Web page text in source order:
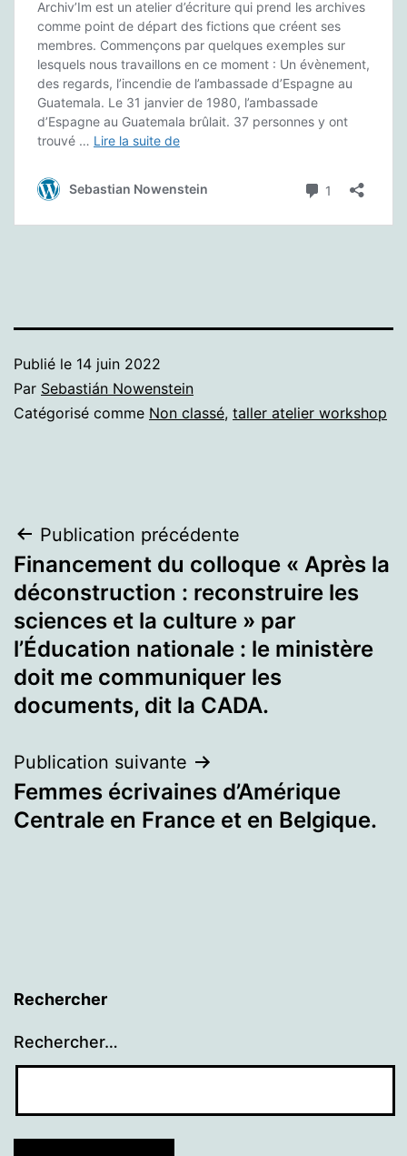
Publié le 14 juin 2022
Par Sebastián Nowenstein
Catégorisé comme Non classé, taller atelier workshop
Navigation
de
l’article
Publication précédente
Financement du colloque « Après la
déconstruction : reconstruire les
sciences et la culture » par
l’Éducation nationale : le ministère
doit me communiquer les
documents, dit la CADA.
Publication suivante
Femmes écrivaines d’Amérique
Centrale en France et en Belgique.
Rechercher
Rechercher…